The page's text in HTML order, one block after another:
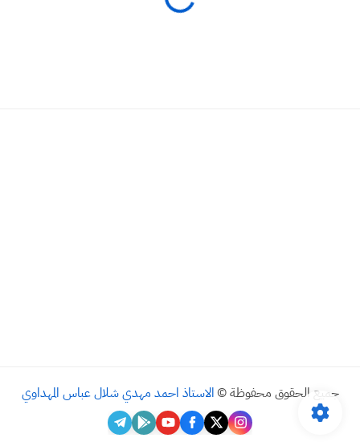
جميع الحقوق محفوظة © الاستاذ احمد مهدي شلال عباس المهداوي